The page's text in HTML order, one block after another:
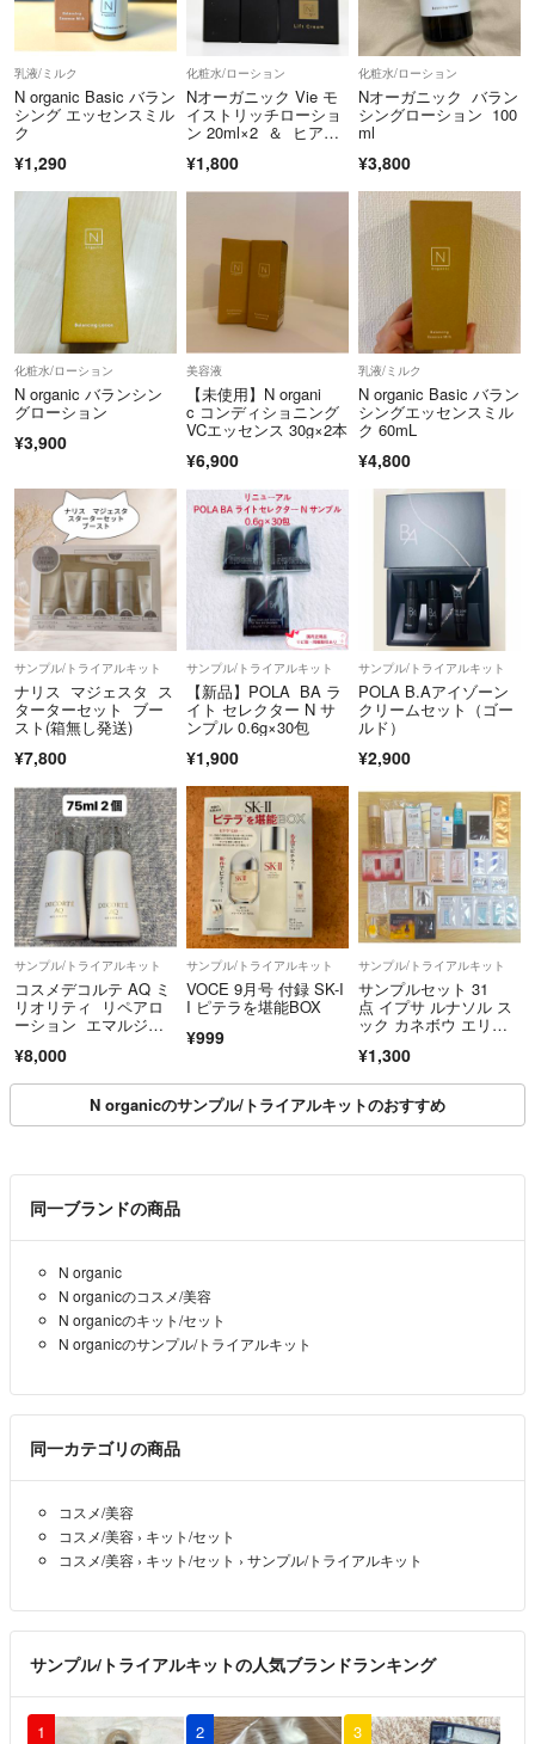
乳液/ミルク
N organic Basic バラン
シング エッセンスミル
ク
¥1,290
化粧水/ローション
Nオーガニック Vie モ
イストリッチローショ
ン 20ml×2 ＆ ヒアル
ム 10g
¥1,800
化粧水/ローション
Nオーガニック バラン
シングローション 100
ml
¥3,800
化粧水/ローション
N organic バランシン
グローション
¥3,900
美容液
【未使用】N organi
c コンディショニング
VCエッセンス 30g×2本
¥6,900
乳液/ミルク
N organic Basic バラン
シングエッセンスミル
ク 60mL
¥4,800
サンプル/トライアルキット
ナリス マジェスタ ス
ターターセット ブー
スト(箱無し発送)
¥7,800
サンプル/トライアルキット
【新品】POLA BA ラ
イト セレクター N サ
ンプル 0.6g×30包
¥1,900
サンプル/トライアルキット
POLA B.Aアイゾーン
クリームセット（ゴー
ルド）
¥2,900
サンプル/トライアルキット
コスメデコルテ AQ ミ
リオリティ リペアロ
ーション エマルジョ
¥8,000
サンプル/トライアルキット
VOCE 9月号 付録 SK-I
I ピテラを堪能BOX
¥999
サンプル/トライアルキット
サンプルセット 31
点 イプサ ルナソル ス
ック カネボウ エリク
ュレル 雪肌精 化粧
水 美容液 日焼け止め
¥1,300
N organicのサンプル/トライアルキットのおすすめ
同一ブランドの商品
N organic
N organicのコスメ/美容
N organicのキット/セット
N organicのサンプル/トライアルキット
同一カテゴリの商品
コスメ/美容
コスメ/美容 › キット/セット
コスメ/美容 › キット/セット › サンプル/トライアルキット
サンプル/トライアルキットの人気ブランドランキング
1 2 3